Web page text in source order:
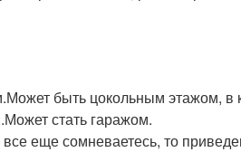
быть цокольным этажом, в
стать гаражом.
еще сомневаетесь, то